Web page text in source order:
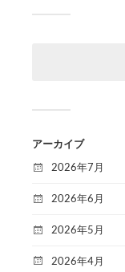
アーカイブ
2026年7月
2026年6月
2026年5月
2026年4月